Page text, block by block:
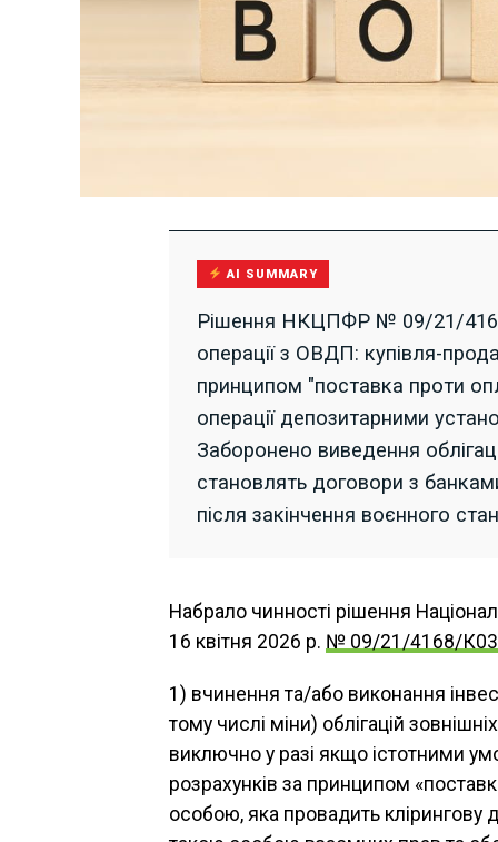
AI SUMMARY
Рішення НКЦПФР № 09/21/
операції з ОВДП: купівля-
принципом "поставка проти
операції депозитарними
Заборонено виведення
становлять договори з
після закінчення воєнного
Набрало чинності рішення
16 квітня 2026 р. № 09/21/4168/К03
1) вчинення та/або виконання
тому числі міни) облігацій
виключно у разі якщо істотними
розрахунків за принципом
особою, яка провадить клірингову